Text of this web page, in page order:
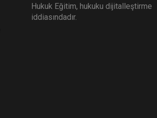
Hukuk Eğitim, hukuku dijitalleştirme
iddiasındadır.